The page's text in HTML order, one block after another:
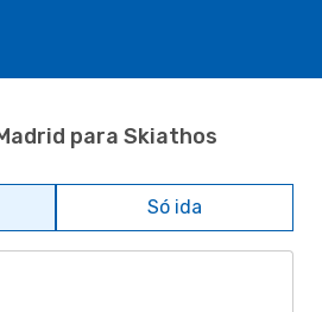
para Skiathos
Só ida